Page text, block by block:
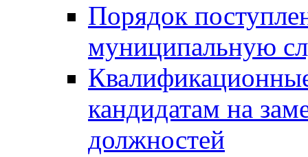
Порядок
муниципальную
кандидатам на
должностей